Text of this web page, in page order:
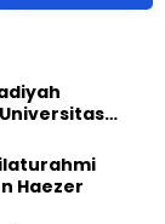
Haezer